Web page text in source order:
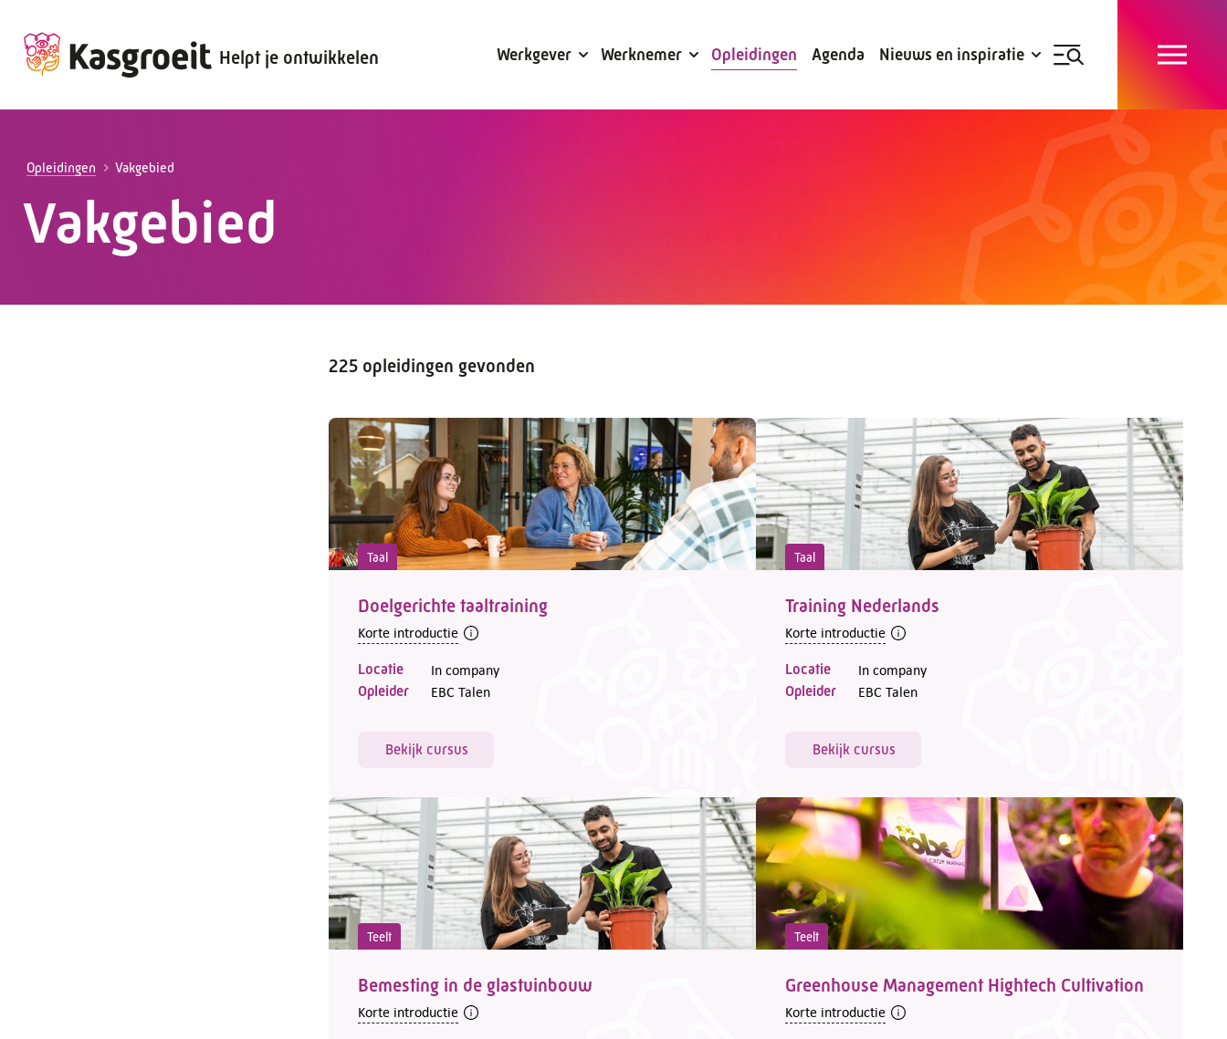
Helpt je ontwikkelen Werkgever
Alles voor de werkgever
Werknemer
Alles voor de werknemer
Opleidingen Agenda Nieuws en inspiratie
Nieuwsbrief
Opleidingen Vakgebied
Vakgebied
225 opleidingen gevonden
Taal
Doelgerichte taaltraining
Korte introductie
Locatie In company
Opleider EBC Talen
Bekijk cursus
Taal
Training Nederlands
Korte introductie
Locatie In company
Opleider EBC Talen
Bekijk cursus
Teelt
Bemesting in de glastuinbouw
Korte introductie
Teelt
Greenhouse Management Hightech Cultivation
Korte introductie